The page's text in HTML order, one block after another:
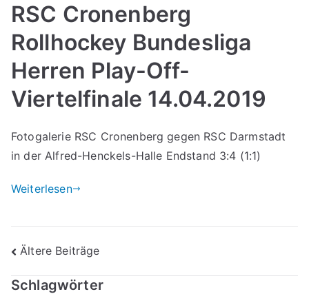
RSC Cronenberg
Rollhockey Bundesliga
Herren Play-Off-
Viertelfinale 14.04.2019
Fotogalerie RSC Cronenberg gegen RSC Darmstadt
in der Alfred-Henckels-Halle Endstand 3:4 (1:1)
Weiterlesen
Beitragsnavigation
Ältere Beiträge
Schlagwörter